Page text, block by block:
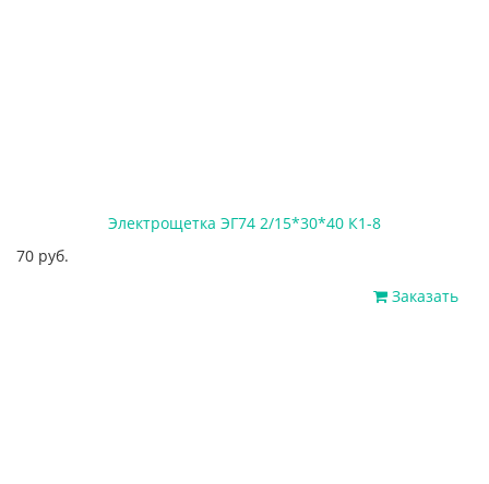
Электрощетка ЭГ74 2/15*30*40 К1-8
70 руб.
Заказать